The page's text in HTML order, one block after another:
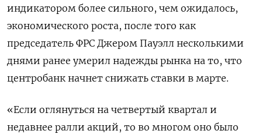
индикатором более сильного, чем ожидалось,
экономического роста, после того как
председатель ФРС Джером Пауэлл несколькими
днями ранее умерил надежды рынка на то, что
центробанк начнет снижать ставки в марте.
«Если оглянуться на четвертый квартал и
недавнее ралли акций, то во многом оно было